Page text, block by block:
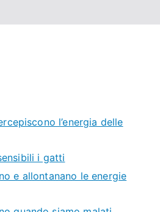
l’energia delle
i gatti
e allontanano le energie